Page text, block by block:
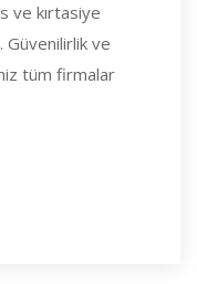
ve kırtasiye
ve
tüm firmalar